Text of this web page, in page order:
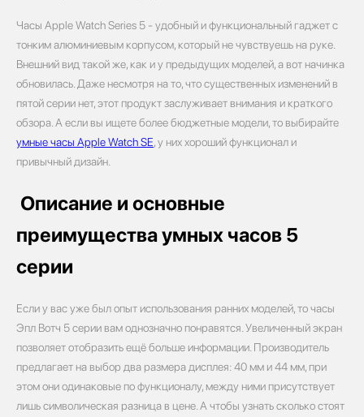
Часы Apple Watch Series 5 - удобный и функциональный гаджет с
тонким алюминиевым корпусом, который не чувствуешь на руке.
Внешний вид такой же, как и у предыдущих моделей, а вот начинка
обновилась. Даже несмотря на то, что существенных изменений в
пятой серии нет, этот продукт заслуживает внимания и краткого
обзора. А если вы ищете более бюджетные модели, то выбирайте
умные часы Apple Watch SE, у них хороший функционал и
привычный дизайн.
Описание и основные
преимущества умных часов 5
серии
Если у вас уже был опыт использования ранних моделей, то часы
Эпл Вотч 5 серии вам однозначно понравятся. Увеличенный экран
позволяет отобразить ещё больше информации. Производитель
предлагает на выбор два размера дисплея: 40 мм и 44 мм, при
этом они одинаковые по функционалу, между ними присутствует
лишь символическая разница в цене. А чтобы узнать сколько стоят